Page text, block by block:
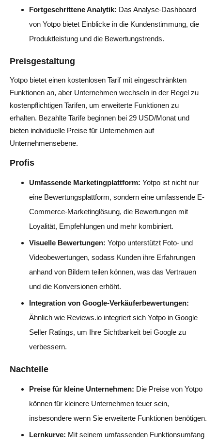
Fortgeschrittene Analytik: Das Analyse-Dashboard
von Yotpo bietet Einblicke in die Kundenstimmung, die
Produktleistung und die Bewertungstrends.
Preisgestaltung
Yotpo bietet einen kostenlosen Tarif mit eingeschränkten
Funktionen an, aber Unternehmen wechseln in der Regel zu
kostenpflichtigen Tarifen, um erweiterte Funktionen zu
erhalten. Bezahlte Tarife beginnen bei 29 USD/Monat und
bieten individuelle Preise für Unternehmen auf
Unternehmensebene.
Profis
Umfassende Marketingplattform: Yotpo ist nicht nur
eine Bewertungsplattform, sondern eine umfassende E-
Commerce-Marketinglösung, die Bewertungen mit
Loyalität, Empfehlungen und mehr kombiniert.
Visuelle Bewertungen: Yotpo unterstützt Foto- und
Videobewertungen, sodass Kunden ihre Erfahrungen
anhand von Bildern teilen können, was das Vertrauen
und die Konversionen erhöht.
Integration von Google-Verkäuferbewertungen:
Ähnlich wie Reviews.io integriert sich Yotpo in Google
Seller Ratings, um Ihre Sichtbarkeit bei Google zu
verbessern.
Nachteile
Preise für kleine Unternehmen: Die Preise von Yotpo
können für kleinere Unternehmen teuer sein,
insbesondere wenn Sie erweiterte Funktionen benötigen.
Lernkurve: Mit seinem umfassenden Funktionsumfang